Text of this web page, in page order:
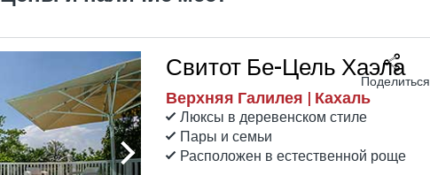
Свитот Бе-Цель Хаэла
Верхняя Галилея | Кахаль
Люксы в деревенском стиле
Пары и семьи
Расположен в естественной роще
Поделиться